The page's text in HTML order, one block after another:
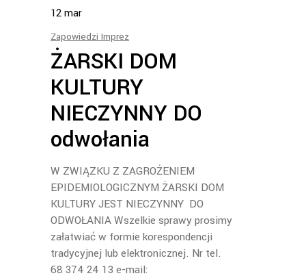
12mar
Zapowiedzi Imprez
ŻARSKI DOM
KULTURY
NIECZYNNY DO
odwołania
W ZWIĄZKU Z ZAGROŻENIEM
EPIDEMIOLOGICZNYM ŻARSKI DOM
KULTURY JEST NIECZYNNY DO
ODWOŁANIA Wszelkie sprawy prosimy
załatwiać w formie korespondencji
tradycyjnej lub elektronicznej. Nr tel.
68 374 24 13 e-mail: